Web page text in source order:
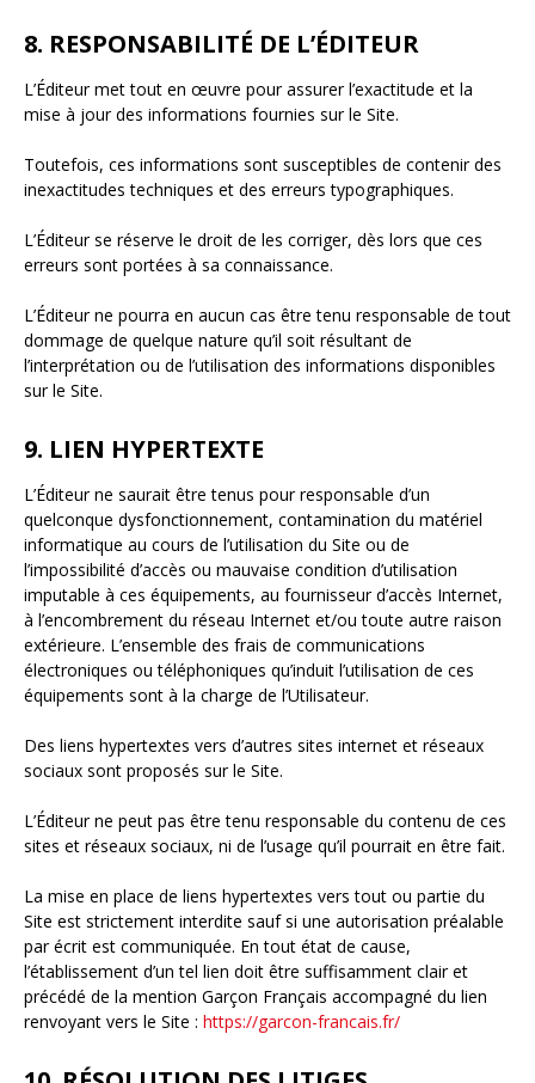
8. RESPONSABILITÉ DE L’ÉDITEUR
L’Éditeur met tout en œuvre pour assurer l’exactitude et la
mise à jour des informations fournies sur le Site.
Toutefois, ces informations sont susceptibles de contenir des
inexactitudes techniques et des erreurs typographiques.
L’Éditeur se réserve le droit de les corriger, dès lors que ces
erreurs sont portées à sa connaissance.
L’Éditeur ne pourra en aucun cas être tenu responsable de tout
dommage de quelque nature qu’il soit résultant de
l’interprétation ou de l’utilisation des informations disponibles
sur le Site.
9. LIEN HYPERTEXTE
L’Éditeur ne saurait être tenus pour responsable d’un
quelconque dysfonctionnement, contamination du matériel
informatique au cours de l’utilisation du Site ou de
l’impossibilité d’accès ou mauvaise condition d’utilisation
imputable à ces équipements, au fournisseur d’accès Internet,
à l’encombrement du réseau Internet et/ou toute autre raison
extérieure. L’ensemble des frais de communications
électroniques ou téléphoniques qu’induit l’utilisation de ces
équipements sont à la charge de l’Utilisateur.
Des liens hypertextes vers d’autres sites internet et réseaux
sociaux sont proposés sur le Site.
L’Éditeur ne peut pas être tenu responsable du contenu de ces
sites et réseaux sociaux, ni de l’usage qu’il pourrait en être fait.
La mise en place de liens hypertextes vers tout ou partie du
Site est strictement interdite sauf si une autorisation préalable
par écrit est communiquée. En tout état de cause,
l’établissement d’un tel lien doit être suffisamment clair et
précédé de la mention Garçon Français accompagné du lien
renvoyant vers le Site : https://garcon-francais.fr/